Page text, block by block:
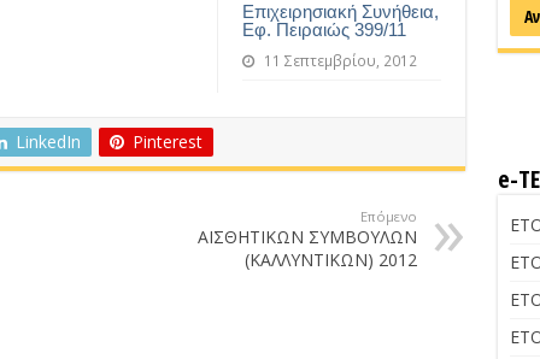
Επιχειρησιακή Συνήθεια,
Εφ. Πειραιώς 399/11
11 Σεπτεμβρίου, 2012
LinkedIn Pinterest
Επόμενο
ΑΙΣΘΗΤΙΚΩΝ ΣΥΜΒΟΥΛΩΝ
(ΚΑΛΛΥΝΤΙΚΩΝ) 2012
e-